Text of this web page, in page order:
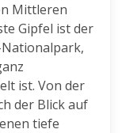
Mittleren
Gipfel ist der
Nationalpark,
ist. Von der
der Blick auf
tiefe